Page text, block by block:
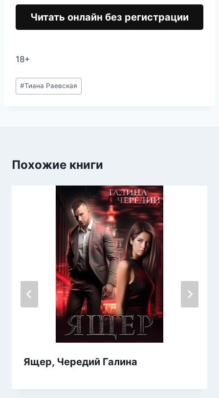
Читать онлайн без регистрации
18+
Метки
записи:
#Тиана Раевская
Похожие книги
Ящер, Чередий Галина